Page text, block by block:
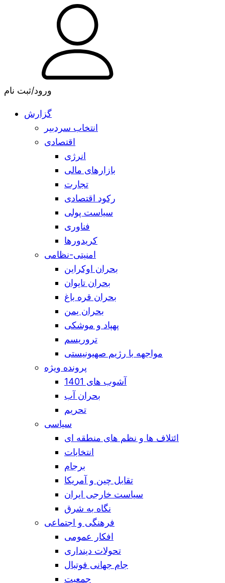
ورود/ثبت نام
گزارش
انتخاب سردبیر
اقتصادی
انرژی
بازارهای مالی
تجارت
رکود اقتصادی
سیاست پولی
فناوری
کریدورها
امنیتی-نظامی
بحران اوکراین
بحران تایوان
بحران قره باغ
بحران یمن
پهپاد و موشکی
تروریسم
مواجهه با رژیم صهیونیستی
پرونده ویژه
آشوب های 1401
بحران آب
تحریم
سیاسی
ائتلاف ها و نظم های منطقه ای
انتخابات
برجام
تقابل چین و آمریکا
سیاست خارجی ایران
نگاه به شرق
فرهنگی و اجتماعی
افکار عمومی
تحولات دینداری
جام جهانی فوتبال
جمعیت